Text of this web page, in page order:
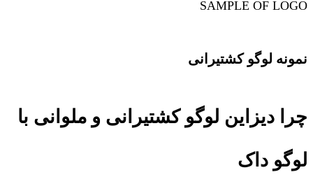
SAMPLE OF LOGO
نمونه لوگو کشتیرانی
چرا دیزاین لوگو کشتیرانی و ملوانی با
لوگو داک